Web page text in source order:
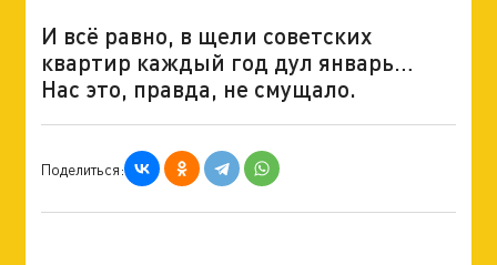
И всё равно, в щели советских
квартир каждый год дул январь…
Нас это, правда, не смущало.
Поделиться: